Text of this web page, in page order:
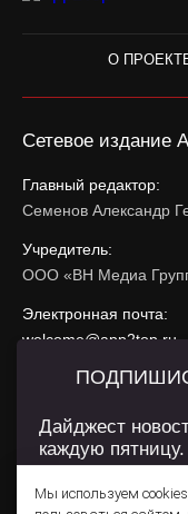
О
Сетевое издание
Главный редактор:
Семенов Александр
Учредитель:
ООО «ВН Медиа
Электронная почта:
welcome@app2top.ru
При использовании
Сайт использует IP
использования
Мы используем
Дайджест
каждую пятницу.